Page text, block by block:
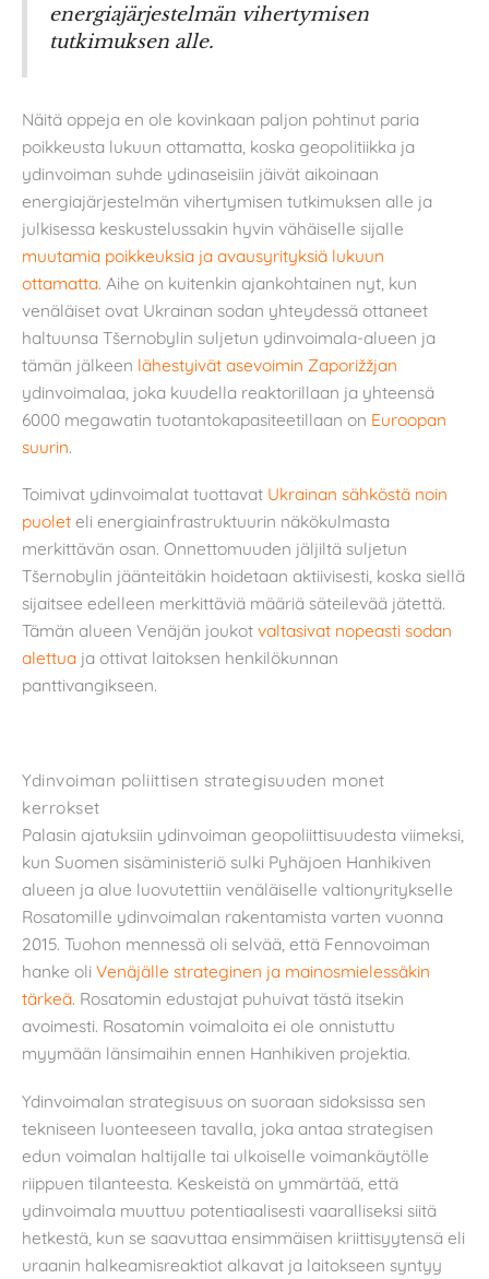
energiajärjestelmän vihertymisen
tutkimuksen alle.
Näitä oppeja en ole kovinkaan paljon pohtinut paria
poikkeusta lukuun ottamatta, koska geopolitiikka ja
ydinvoiman suhde ydinaseisiin jäivät aikoinaan
energiajärjestelmän vihertymisen tutkimuksen alle ja
julkisessa keskustelussakin hyvin vähäiselle sijalle
muutamia poikkeuksia ja avausyrityksiä lukuun
ottamatta. Aihe on kuitenkin ajankohtainen nyt, kun
venäläiset ovat Ukrainan sodan yhteydessä ottaneet
haltuunsa Tšernobylin suljetun ydinvoimala-alueen ja
tämän jälkeen lähestyivät asevoimin Zaporižžjan
ydinvoimalaa, joka kuudella reaktorillaan ja yhteensä
6000 megawatin tuotantokapasiteetillaan on Euroopan
suurin.
Toimivat ydinvoimalat tuottavat Ukrainan sähköstä noin
puolet eli energiainfrastruktuurin näkökulmasta
merkittävän osan. Onnettomuuden jäljiltä suljetun
Tšernobylin jäänteitäkin hoidetaan aktiivisesti, koska siellä
sijaitsee edelleen merkittäviä määriä säteilevää jätettä.
Tämän alueen Venäjän joukot valtasivat nopeasti sodan
alettua ja ottivat laitoksen henkilökunnan
panttivangikseen.
Ydinvoiman poliittisen strategisuuden monet
kerrokset
Palasin ajatuksiin ydinvoiman geopoliittisuudesta viimeksi,
kun Suomen sisäministeriö sulki Pyhäjoen Hanhikiven
alueen ja alue luovutettiin venäläiselle valtionyritykselle
Rosatomille ydinvoimalan rakentamista varten vuonna
2015. Tuohon mennessä oli selvää, että Fennovoiman
hanke oli Venäjälle strateginen ja mainosmielessäkin
tärkeä. Rosatomin edustajat puhuivat tästä itsekin
avoimesti. Rosatomin voimaloita ei ole onnistuttu
myymään länsimaihin ennen Hanhikiven projektia.
Ydinvoimalan strategisuus on suoraan sidoksissa sen
tekniseen luonteeseen tavalla, joka antaa strategisen
edun voimalan haltijalle tai ulkoiselle voimankäytölle
riippuen tilanteesta. Keskeistä on ymmärtää, että
ydinvoimala muuttuu potentiaalisesti vaaralliseksi siitä
hetkestä, kun se saavuttaa ensimmäisen kriittisyytensä eli
uraanin halkeamisreaktiot alkavat ja laitokseen syntyy